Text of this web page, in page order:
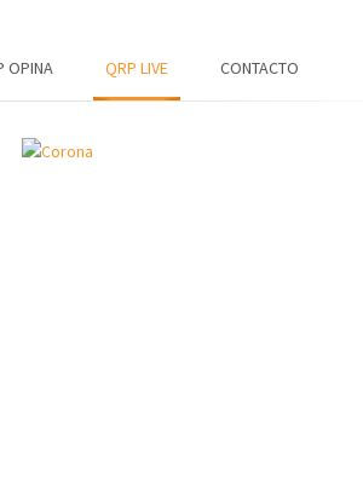
OPINA QRP LIVE CONTACTO